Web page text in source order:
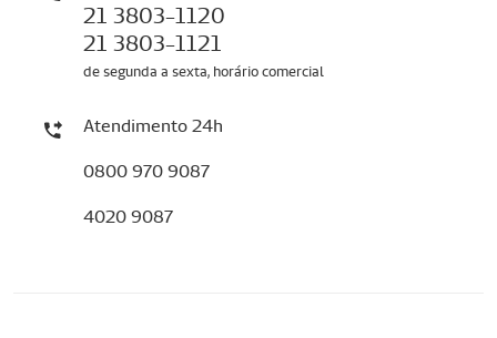
21 3803-1120
21 3803-1121
de segunda a sexta, horário comercial
Atendimento 24h
0800 970 9087
4020 9087